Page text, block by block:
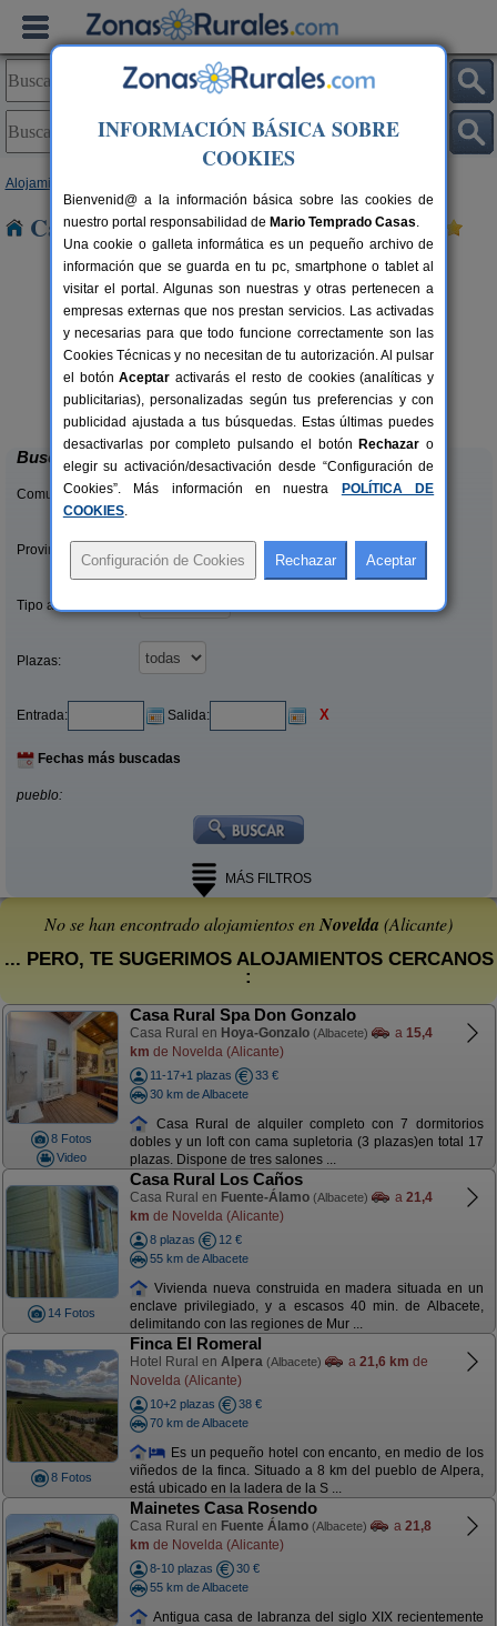
Alojamientos
Casas Rurales cerca de Novelda
2-28+5 pers.
desde20 €
Masia L´Ancornia
Tibi (Alicante)
Buscar
Comunidades:
Provincias/Islas:
Tipo alquiler:
Plazas:
Entrada: Salida: X
Fechas más buscadas
pueblo:
MÁS FILTROS
No se han encontrado alojamientos enNovelda (Alicante)
... PERO, TE SUGERIMOS ALOJAMIENTOS CERCANOS
:
8 Fotos
Video
Casa Rural Spa Don Gonzalo
Casa Rural en Hoya-Gonzalo (Albacete) a 15,4
km de Novelda (Alicante)
11-17+1 plazas
33 €
30 km de Albacete
Casa Rural de alquiler completo con 7 dormitorios
dobles y un loft con cama supletoria (3 plazas)en total 17
plazas. Dispone de tres salones ...
14 Fotos
Casa Rural Los Caños
Casa Rural en Fuente-Álamo (Albacete) a 21,4
km de Novelda (Alicante)
8 plazas
12 €
55 km de Albacete
Vivienda nueva construida en madera situada en un
enclave privilegiado, y a escasos 40 min. de Albacete,
delimitando con las regiones de Mur ...
8 Fotos
Finca El Romeral
Hotel Rural en Alpera (Albacete) a 21,6 km de
Novelda (Alicante)
10+2 plazas
38 €
70 km de Albacete
Es un pequeño hotel con encanto, en medio de los
viñedos de la finca. Situado a 8 km del pueblo de Alpera,
está ubicado en la ladera de la S ...
Mainetes Casa Rosendo
Casa Rural en Fuente Álamo (Albacete) a 21,8
km de Novelda (Alicante)
8-10 plazas
30 €
55 km de Albacete
Antigua casa de labranza del siglo XIX recientemente
INFORMACIÓN BÁSICA SOBRE
COOKIES
Bienvenid@ a la información básica sobre las cookies de
nuestro portal responsabilidad de Mario Temprado Casas.
Una cookie o galleta informática es un pequeño archivo de
información que se guarda en tu pc, smartphone o tablet al
visitar el portal. Algunas son nuestras y otras pertenecen a
empresas externas que nos prestan servicios. Las activadas
y necesarias para que todo funcione correctamente son las
Cookies Técnicas y no necesitan de tu autorización. Al pulsar
el botónAceptar activarás el resto de cookies (analíticas y
publicitarias), personalizadas según tus preferencias y con
publicidad ajustada a tus búsquedas. Estas últimas puedes
desactivarlas por completo pulsando el botón Rechazar o
elegir su activación/desactivación desde “Configuración de
Cookies”. Más información en nuestra
POLÍTICA DE
COOKIES.